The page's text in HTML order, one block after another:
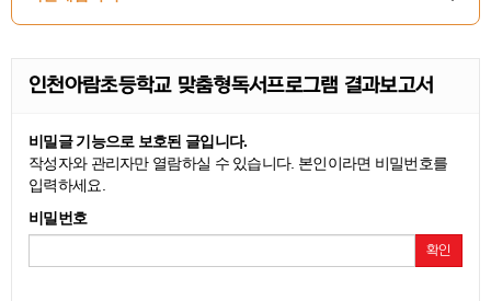
인천아람초등학교 맞춤형독서프로그램 결과보고서
비밀글 기능으로 보호된 글입니다.
작성자와 관리자만 열람하실 수 있습니다. 본인이라면 비밀번호를
입력하세요.
비밀번호
확인